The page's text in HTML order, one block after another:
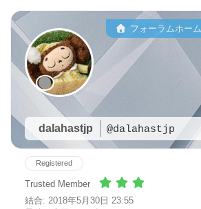
dalahastjp @dalahastjp
フォーラムホーム
Registered
Trusted Member
結合: 2018年5月30日 23:55